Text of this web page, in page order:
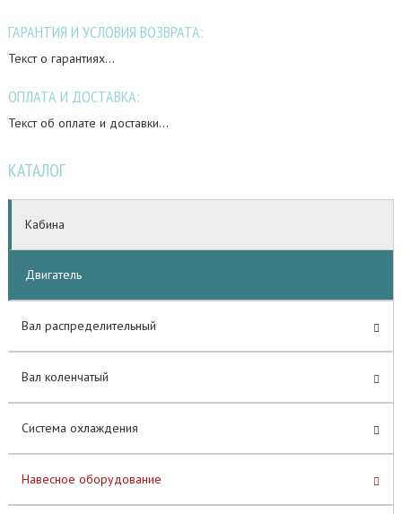
ГАРАНТИЯ И УСЛОВИЯ ВОЗВРАТА:
Текст о гарантиях...
ОПЛАТА И ДОСТАВКА:
Текст об оплате и доставки...
КАТАЛОГ
Кабина
Двигатель
Вал распределительный
Вал коленчатый
Система охлаждения
Навесное оборудование